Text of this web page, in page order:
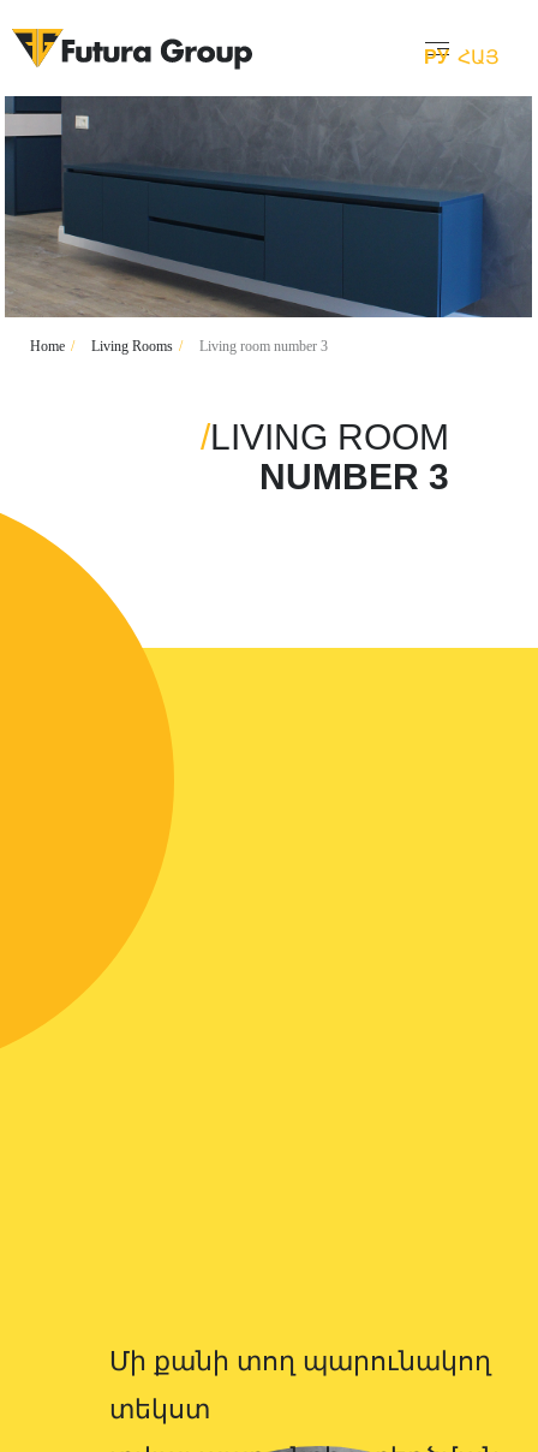
РУ ՀԱՅ
Home / Living Rooms / Living room number 3
/LIVING ROOM
NUMBER 3
Մի քանի տող պարունակող